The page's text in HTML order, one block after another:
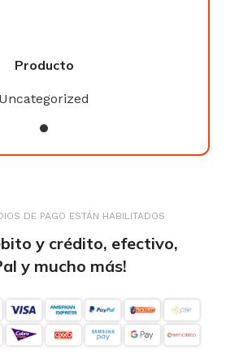
Producto
Uncategorized
DE PAGO ESTÁN HABILITADOS
y crédito, efectivo,
y mucho más!